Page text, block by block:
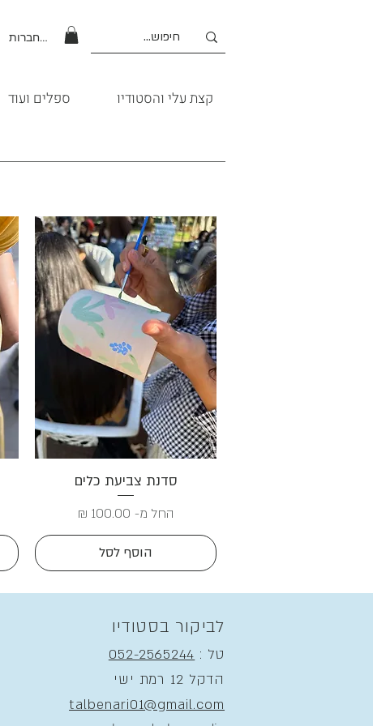
להתחברות
ספלים ועוד קצת עלי והסטודיו
תצוגה מהירה
סדנת צביעת כלים
החל מ-
מחיר מבצע
הוסף לסל
לביקור בסטודיו
טל : 052-2565244
הדקל 12 רמת ישי
talbenari01@gmail.com